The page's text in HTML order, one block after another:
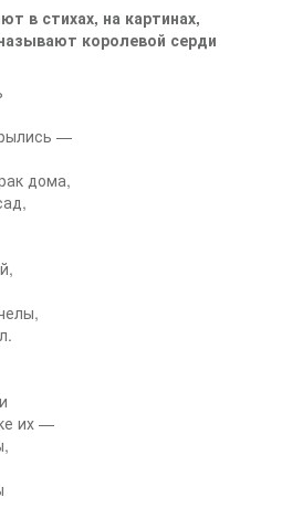
в стихах, на картинах,
королевой серди
—
дома,
их —